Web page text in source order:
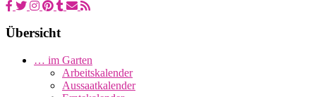
Übersicht
… im Garten
Arbeitskalender
Aussaatkalender